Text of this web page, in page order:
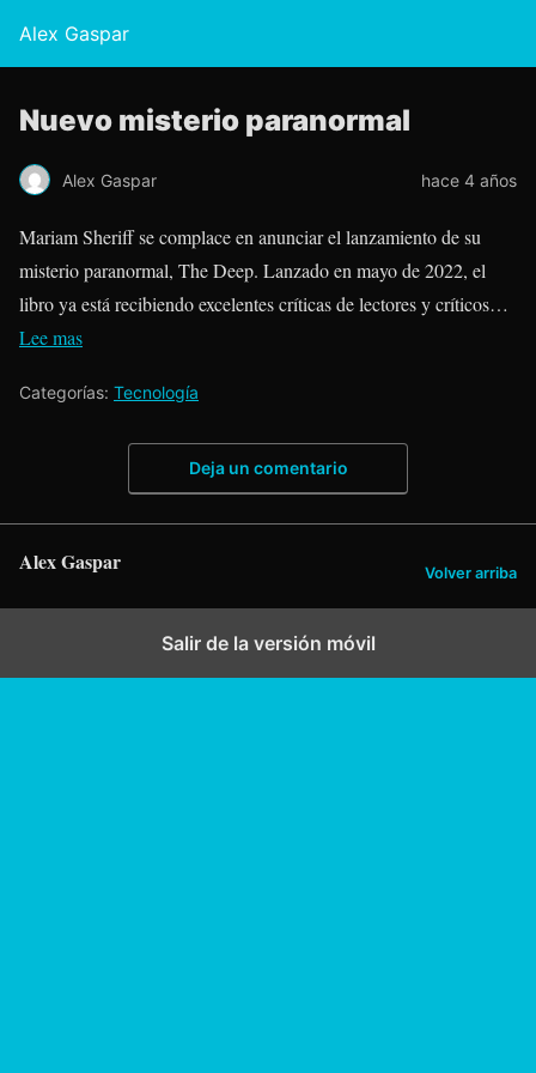
Alex Gaspar
Nuevo misterio paranormal
Alex Gaspar hace 4 años
Mariam Sheriff se complace en anunciar el lanzamiento de su
misterio paranormal, The Deep. Lanzado en mayo de 2022, el
libro ya está recibiendo excelentes críticas de lectores y críticos…
Lee mas
Categorías: Tecnología
Deja un comentario
Alex Gaspar Volver arriba
Salir de la versión móvil